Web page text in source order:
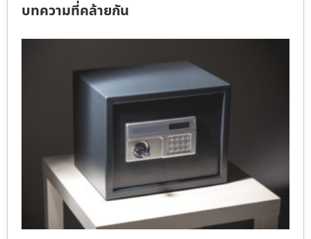
บทความที่คล้ายกัน